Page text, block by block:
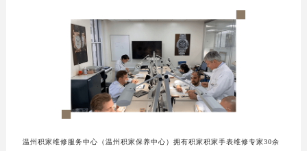
温州积家维修服务中心（温州积家保养中心）拥有积家积家手表维修专家30余